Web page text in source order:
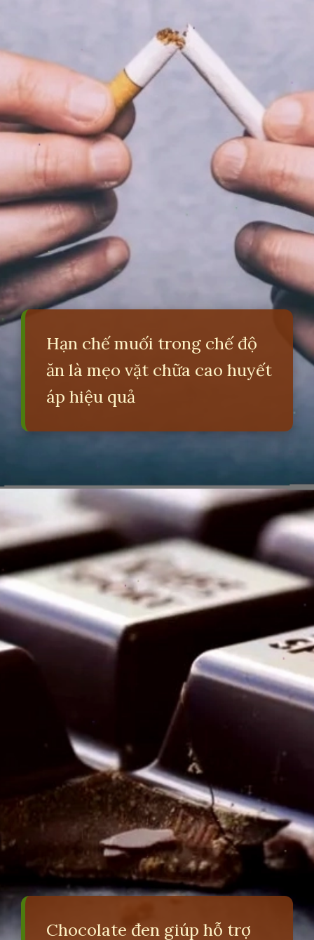
Hạn chế muối trong chế độ
ăn là mẹo vặt chữa cao huyết
áp hiệu quả
Đang mở
Chocolate đen giúp hỗ trợ